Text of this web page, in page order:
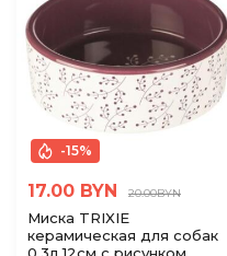
-15%
17.00 BYN 20.00BYN
Миска TRIXIE
керамическая для собак